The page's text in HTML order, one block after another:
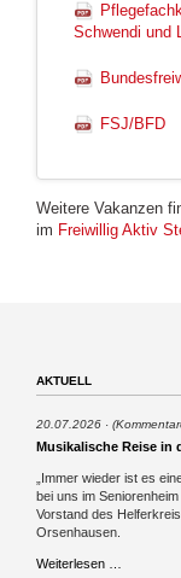
Schwendi und
FSJ/BFD
Weitere Vakanzen
im Freiwillig Aktiv
AKTUELL
20.07.2026
Musikalische Reise in
„Immer wieder ist es
bei uns im
Vorstand des
Orsenhausen.
Weiterlesen …